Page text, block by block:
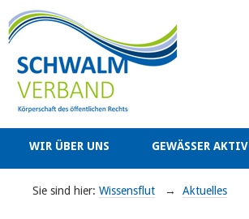
WIR ÜBER UNS GEWÄSSER AKTIV
Sie sind hier: Wissensflut → Aktuelles